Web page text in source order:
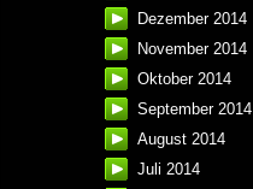
Dezember 2014
November 2014
Oktober 2014
September 2014
August 2014
Juli 2014